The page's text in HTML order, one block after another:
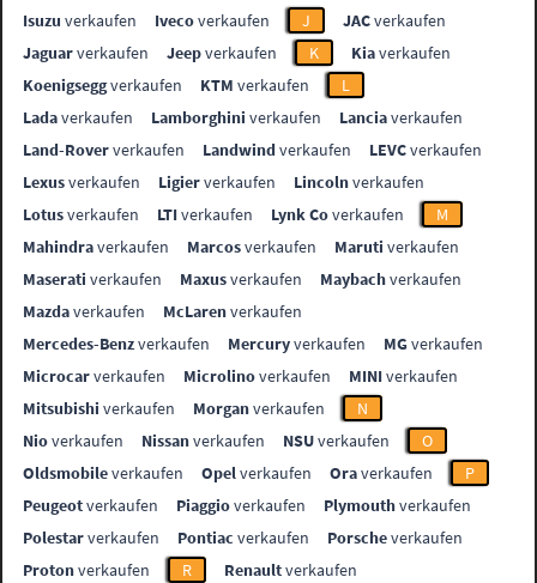
Isuzu verkaufen Ivecoverkaufen J JACverkaufen
Jaguarverkaufen Jeepverkaufen K Kiaverkaufen
Koenigseggverkaufen KTM verkaufen
L
Ladaverkaufen Lamborghini verkaufen Lanciaverkaufen
Land-Roververkaufen Landwindverkaufen LEVCverkaufen
Lexusverkaufen Ligierverkaufen Lincolnverkaufen
Lotusverkaufen LTIverkaufen Lynk Coverkaufen
M
Mahindraverkaufen Marcosverkaufen Maruti verkaufen
Maserati verkaufen Maxusverkaufen Maybachverkaufen
Mazdaverkaufen McLarenverkaufen
Mercedes-Benzverkaufen Mercuryverkaufen MGverkaufen
Microcarverkaufen Microlinoverkaufen MINIverkaufen
Mitsubishi verkaufen Morganverkaufen
N
Nioverkaufen Nissanverkaufen NSUverkaufen
O
Oldsmobileverkaufen Opelverkaufen Oraverkaufen
P
Peugeotverkaufen Piaggioverkaufen Plymouthverkaufen
Polestarverkaufen Pontiac verkaufen Porscheverkaufen
Protonverkaufen R Renaultverkaufen